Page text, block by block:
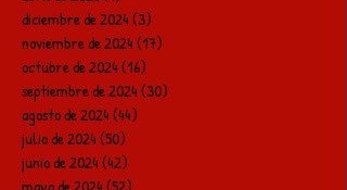
diciembre de 2024(3)
noviembre de 2024(17)
octubre de 2024(16)
septiembre de 2024(30)
agosto de 2024(44)
julio de 2024(50)
junio de 2024(42)